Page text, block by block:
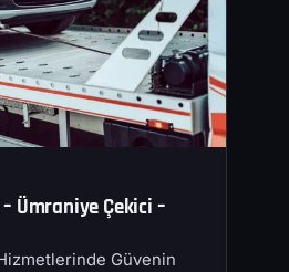
Ümraniye Çekici –
Güvenin